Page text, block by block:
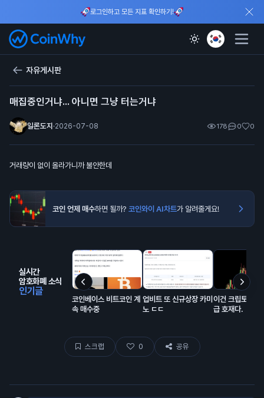
로그인하고 모든 지표 확인하기!
자유게시판
매집중인거냐... 아니면 그냥 터는거냐
일론도지 ·2026-07-08 178 0 0
거래량이 없이 올라가니까 불안한데
코인 언제 매수하면 될까? 코인와이 AI차트가 알려줄게요!
실시간
암호화폐 소식
인기글
코인베이스 비트코인 계
속 매수중
업비트 또 신규상장 카미
노 ㄷㄷ
이건 크립토에
급 호재다.
스크랩 0 공유